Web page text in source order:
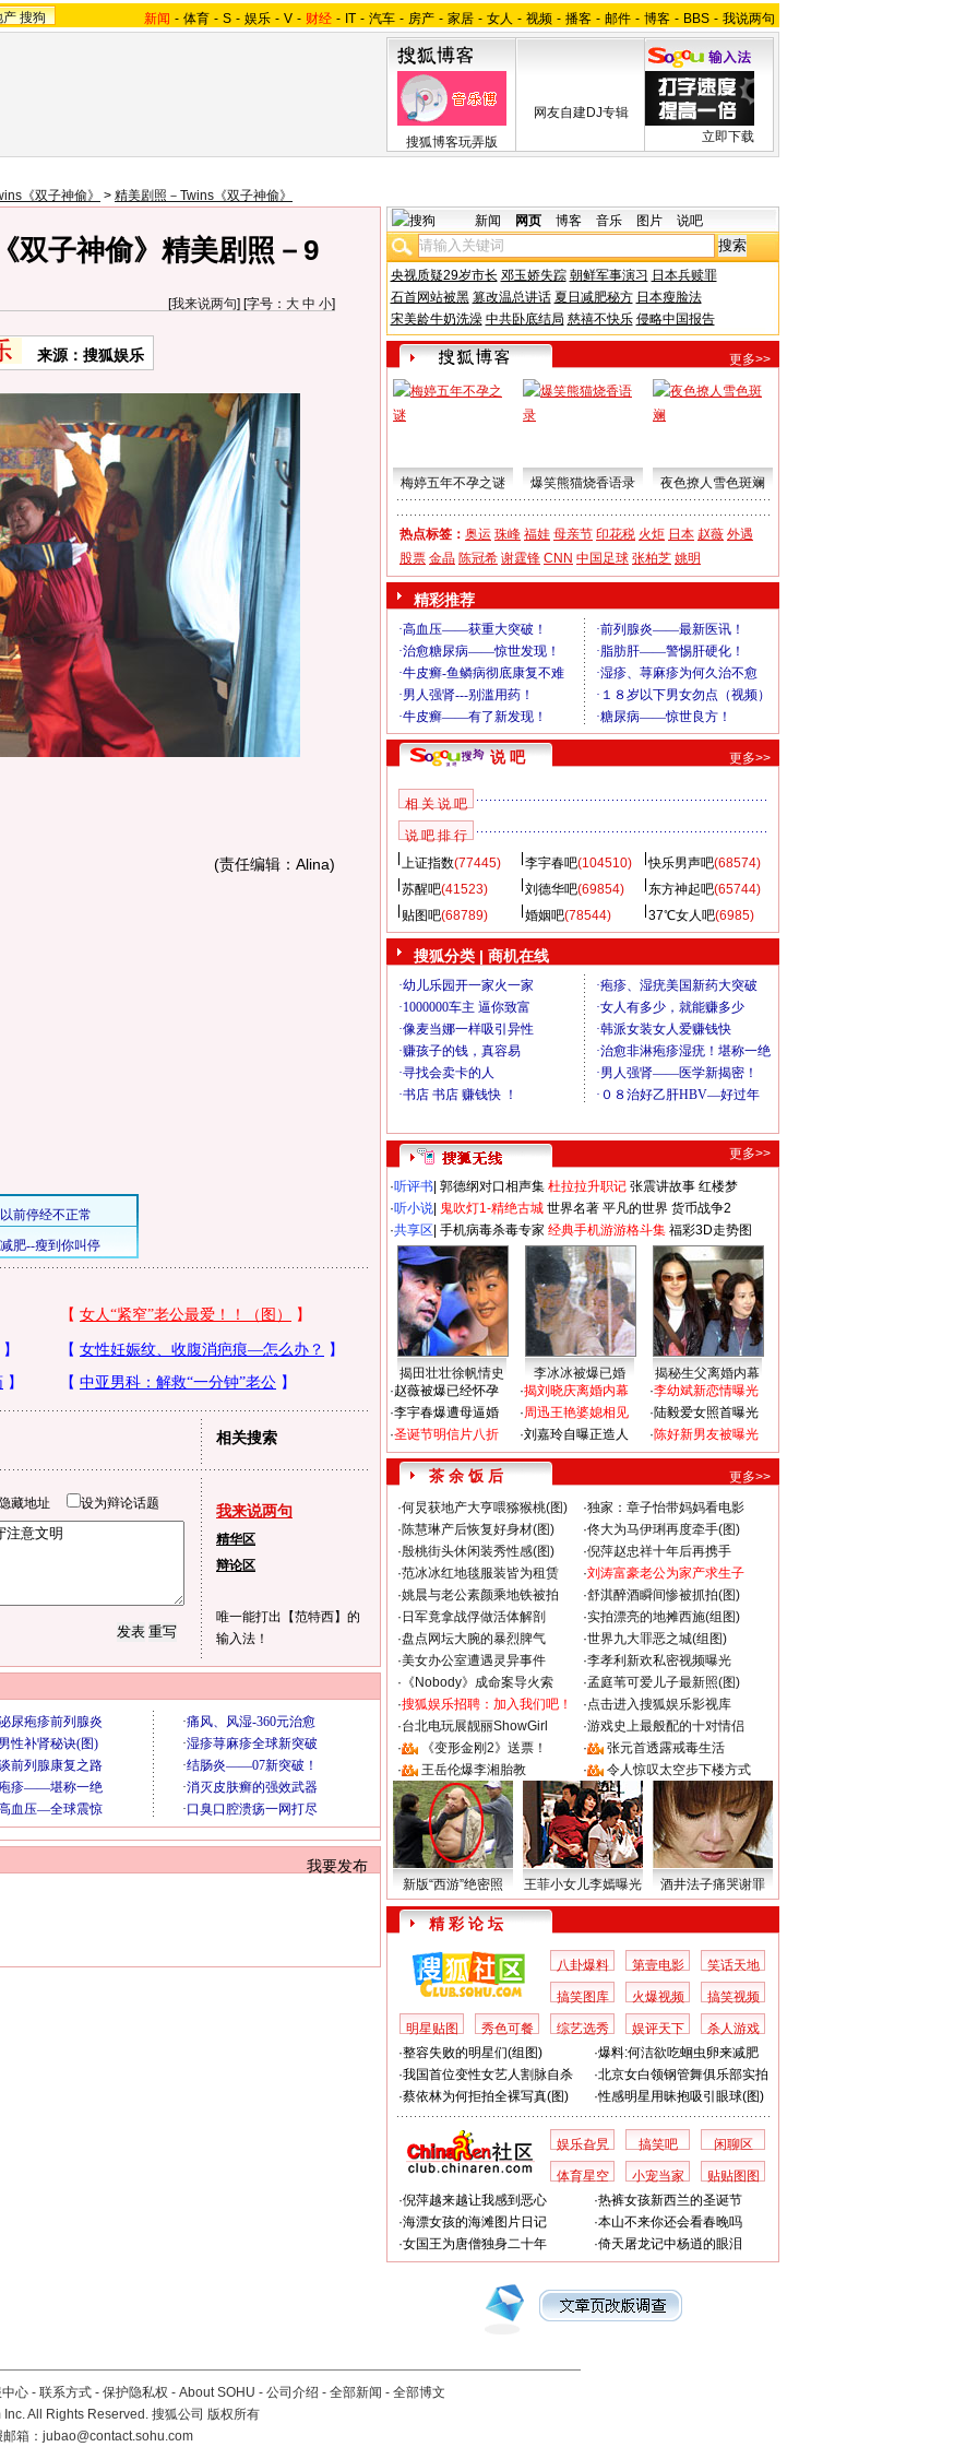
产 搜狗 新闻 - 体育 - S - 娱乐 - V - 财经 - IT - 汽车 - 房产 - 家居 - 女人 - 视频 - 播客 - 邮件 - 博客 - BBS - 我说两句
搜狐博客玩弄版
网友自建DJ专辑
立即下载
《双子神偷》 > 精美剧照－Twins《双子神偷》
双子神偷》精美剧照－9
[我来说两句] [字号： 大 中 小]
来源：搜狐娱乐
(责任编辑：Alina)
相关搜索
藏地址 设为辩论话题 我来说两句
精华区
辩论区
唯一能打出【范特西】的
输入法！
我要发布
新闻 网页 博客 音乐 图片 说吧
央视质疑29岁市长 邓玉娇失踪 朝鲜军事演习 日本兵赎罪
石首网站被黑 篡改温总讲话 夏日减肥秘方 日本瘦脸法
宋美龄牛奶洗澡 中共卧底结局 慈禧不快乐 侵略中国报告
更多>>
梅婷五年不孕之谜 爆笑熊猫烧香语录 夜色撩人雪色斑斓
热点标签： 奥运 珠峰 福娃 母亲节 印花税 火炬 日本 赵薇 外遇
股票 金晶 陈冠希 谢霆锋 CNN 中国足球 张柏芝 姚明
精彩推荐
说 吧 更多>>
相 关 说 吧
说 吧 排 行
上证指数(77445) 李宇春吧(104510) 快乐男声吧(68574)
苏醒吧(41523) 刘德华吧(69854) 东方神起吧(65744)
贴图吧(68789) 婚姻吧(78544) 37℃女人吧(6985)
搜狐分类 | 商机在线
更多>>
·听评书 郭德纲对口相声集 杜拉拉升职记 张震讲故事 红楼梦
·听小说 鬼吹灯1-精绝古城 世界名著 平凡的世界 货币战争2
·共享区 手机病毒杀毒专家 经典手机游游格斗集 福彩3D走势图
揭田壮壮徐帆情史 李冰冰被爆已婚
揭秘生父离婚内幕
·赵薇被爆已经怀孕
·李宇春爆遭母逼婚
·圣诞节明信片八折
·揭刘晓庆离婚内幕
·周迅王艳婆媳相见
·刘嘉玲自曝正造人
·李幼斌新恋情曝光
·陆毅爱女照首曝光
·陈好新男友被曝光
茶 余 饭 后
更多>>
·何炅获地产大亨喂猕猴桃(图) ·独家：章子怡带妈妈看电影
·陈慧琳产后恢复好身材(图) ·佟大为马伊琍再度牵手(图)
·殷桃街头休闲装秀性感(图) ·倪萍赵忠祥十年后再携手
·范冰冰红地毯服装皆为租赁 ·刘涛富豪老公为家产求生子
·姚晨与老公素颜乘地铁被拍 ·舒淇醉酒瞬间惨被抓拍(图)
· 日军竟拿战俘做活体解剖 ·实拍漂亮的地摊西施(组图)
·盘点网坛大腕的暴烈脾气 ·世界九大罪恶之城(组图)
·美女办公室遭遇灵异事件 ·李孝利新欢私密视频曝光
· 《Nobody》成命案导火索 ·孟庭苇可爱儿子最新照(图)
·搜狐娱乐招聘：加入我们吧！ ·点击进入搜狐娱乐影视库
·台北电玩展靓丽ShowGirl ·游戏史上最般配的十对情侣
·
《变形金刚2》送票！ ·
张元首透露戒毒生活
·
王岳伦爆李湘胎教 · 令人惊叹太空步下楼方式
新版“西游”绝密照 王菲小女儿李嫣曝光 酒井法子痛哭谢罪
精 彩 论 坛
八卦爆料 第壹电影 笑话天地
搞笑图库 火爆视频 搞笑视频
明星贴图 秀色可餐 综艺选秀 娱评天下
杀人游戏
·整容失败的明星们(组图) ·爆料:何洁欲吃蛔虫卵来减肥
·我国首位变性女艺人割脉自杀 ·北京女白领钢管舞俱乐部实拍
·蔡依林为何拒拍全裸写真(图) ·性感明星用昧抱吸引眼球(图)
娱乐旮旯 搞笑吧 闲聊区
体育星空 小宠当家
贴贴图图
·倪萍越来越让我感到恶心 ·热裤女孩新西兰的圣诞节
·海漂女孩的海滩图片日记 ·本山不来你还会看春晚吗
·女国王为唐僧独身二十年 ·倚天屠龙记中杨逍的眼泪
心 - 联系方式 - 保护隐私权 - About SOHU - 公司介绍 - 全部新闻 - 全部博文
All Rights Reserved. 搜狐公司 版权所有
箱： jubao@contact.sohu.com